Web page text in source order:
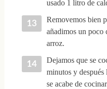
usado 1 litro de
Removemos bien
añadimos un poco
arroz.
Dejamos que se
minutos y después
se acabe de